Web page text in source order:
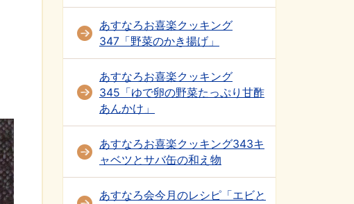
あすなろお喜楽クッキング
347「野菜のかき揚げ」
あすなろお喜楽クッキング
345「ゆで卵の野菜たっぷり甘酢
あんかけ」
あすなろお喜楽クッキング343キ
ャベツとサバ缶の和え物
あすなろ会今月のレシピ「エビと